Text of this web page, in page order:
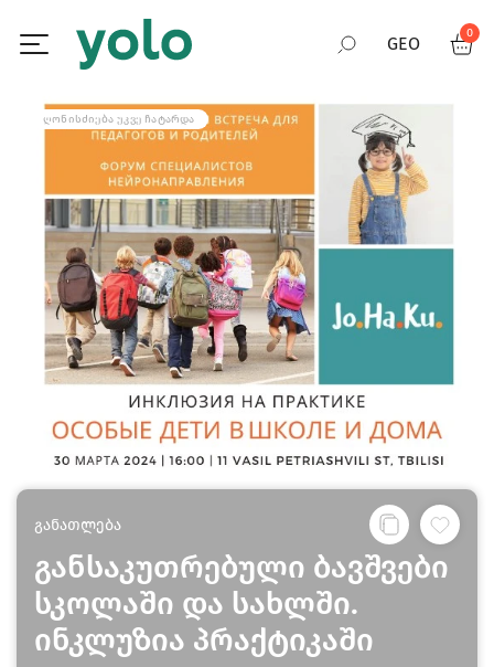
GEO
RUS
ENG
0
ᲦᲝᲜᲘᲡᲫᲘᲔᲑᲐ ᲣᲙᲕᲔ ᲩᲐᲢᲐᲠᲓᲐ
განათლება
განსაკუთრებული ბავშვები
სკოლაში და სახლში.
ინკლუზია პრაქტიკაში